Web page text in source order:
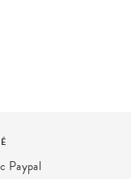
Paypal